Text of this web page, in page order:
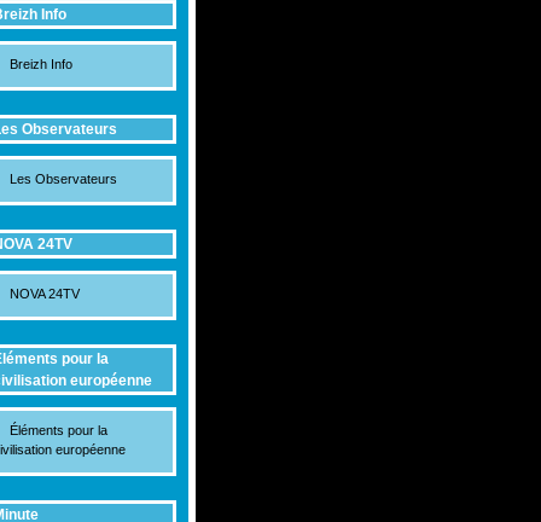
Info
Breizh Info
Observateurs
Les Observateurs
24TV
NOVA 24TV
pour la
européenne
Éléments pour la
européenne